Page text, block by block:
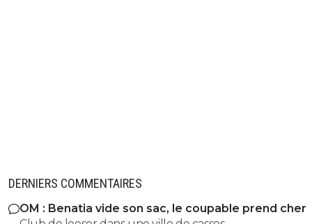
DERNIERS COMMENTAIRES
OM : Benatia vide son sac, le coupable prend cher